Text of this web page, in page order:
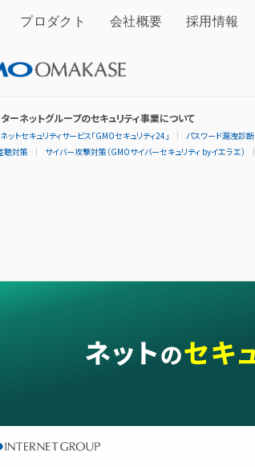
プロダクト 会社概要 採用情報
ーネットグループのセキュリティ事業について
トセキュリティサービス「GMOセキュリティ24」 パスワード漏洩診断
聴対策
サイバー攻撃対策（GMOサイバーセキュリティ byイエラエ）